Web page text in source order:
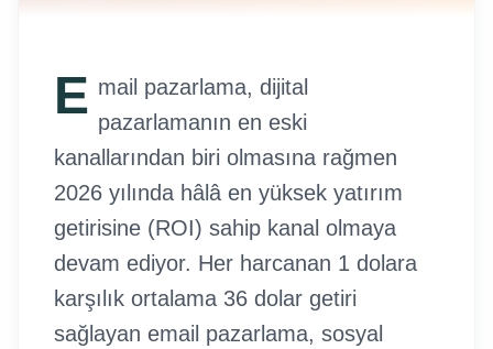
E mail pazarlama, dijital
pazarlamanın en eski
kanallarından biri olmasına rağmen
2026 yılında hâlâ en yüksek yatırım
getirisine (ROI) sahip kanal olmaya
devam ediyor. Her harcanan 1 dolara
karşılık ortalama 36 dolar getiri
sağlayan email pazarlama, sosyal